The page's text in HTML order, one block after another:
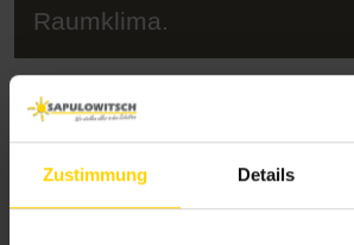
Zustimmung Details
Raumklima.